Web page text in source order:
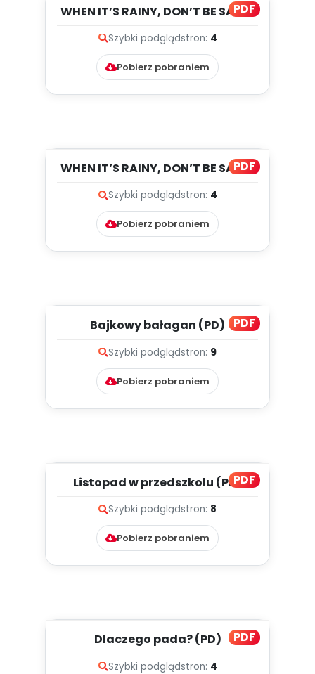
PDF
WHEN IT’S RAINY, DON’T BE SAD...,
Szybki podglądstron: 4
Pobierz pobraniem
PDF
WHEN IT’S RAINY, DON’T BE SAD...,
Szybki podglądstron: 4
Pobierz pobraniem
PDF
Bajkowy bałagan (PD)
Szybki podglądstron: 9
Pobierz pobraniem
PDF
Listopad w przedszkolu (PD)
Szybki podglądstron: 8
Pobierz pobraniem
PDF
Dlaczego pada? (PD)
Szybki podglądstron: 4